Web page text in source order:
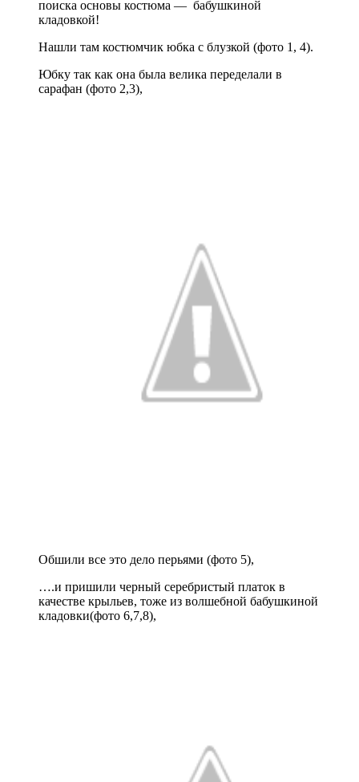
поиска основы костюма — бабушкиной
кладовкой!
Нашли там костюмчик юбка с блузкой (фото 1, 4).
Юбку так как она была велика переделали в
сарафан (фото 2,3),
Обшили все это дело перьями (фото 5),
….и пришили черный серебристый платок в
качестве крыльев, тоже из волшебной бабушкиной
кладовки(фото 6,7,8),